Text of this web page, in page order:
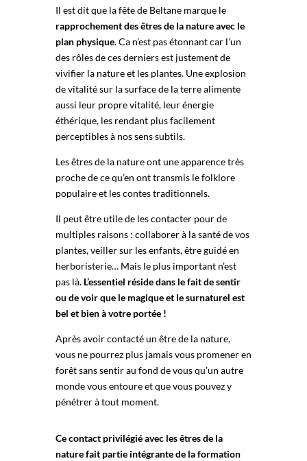
Il est dit que la fête de Beltane marque le
rapprochement des êtres de la nature avec le
plan physique. Ca n’est pas étonnant car l’un
des rôles de ces derniers est justement de
vivifier la nature et les plantes. Une explosion
de vitalité sur la surface de la terre alimente
aussi leur propre vitalité, leur énergie
éthérique, les rendant plus facilement
perceptibles à nos sens subtils.
Les êtres de la nature ont une apparence très
proche de ce qu’en ont transmis le folklore
populaire et les contes traditionnels.
Il peut être utile de les contacter pour de
multiples raisons : collaborer à la santé de vos
plantes, veiller sur les enfants, être guidé en
herboristerie… Mais le plus important n’est
pas là. L’essentiel réside dans le fait de sentir
ou de voir que le magique et le surnaturel est
bel et bien à votre portée !
Après avoir contacté un être de la nature,
vous ne pourrez plus jamais vous promener en
forêt sans sentir au fond de vous qu’un autre
monde vous entoure et que vous pouvez y
pénétrer à tout moment.
Ce contact privilégié avec les êtres de la
nature fait partie intégrante de la formation